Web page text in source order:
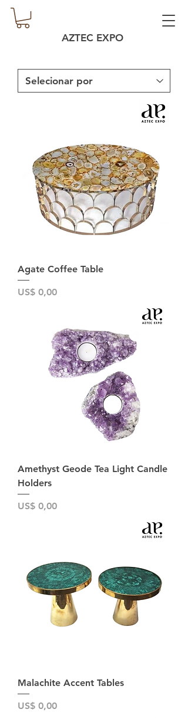
AZTEC EXPO
Agate Coffee Table
Preço
US$ 0,00
Amethyst Geode Tea Light Candle
Holders
Preço
US$ 0,00
Malachite Accent Tables
Preço
US$ 0,00